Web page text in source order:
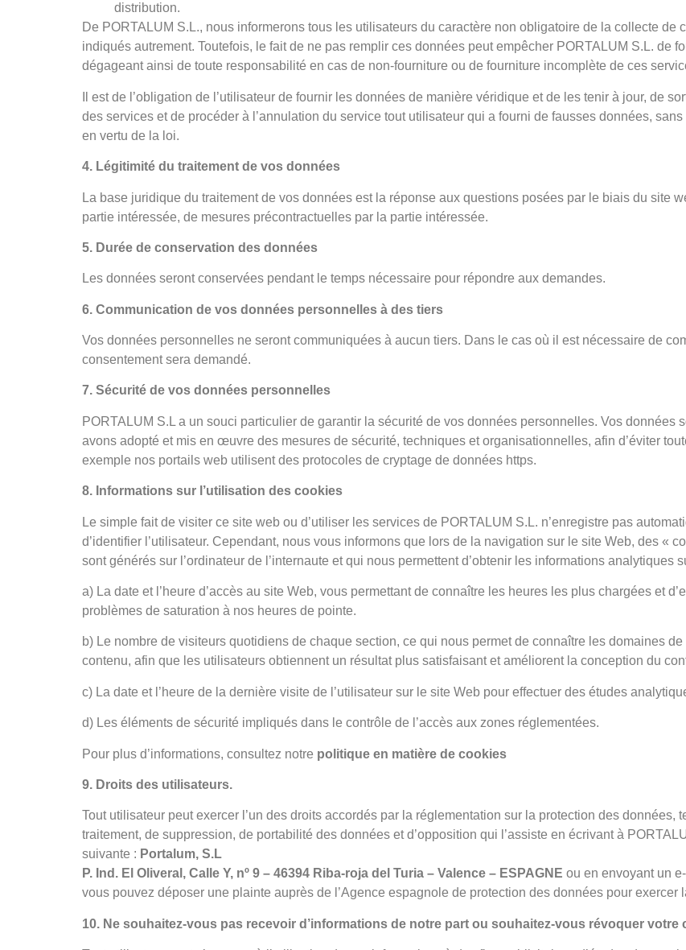
distribution.
De PORTALUM S.L., nous informerons tous les utilisateurs du caractère non obligatoire de la collecte
indiqués autrement. Toutefois, le fait de ne pas remplir ces données peut empêcher PORTALUM S.L. de
dégageant ainsi de toute responsabilité en cas de non-fourniture ou de fourniture incomplète de ces
Il est de l’obligation de l’utilisateur de fournir les données de manière véridique et de les tenir à jour, de
des services et de procéder à l’annulation du service tout utilisateur qui a fourni de fausses données,
en vertu de la loi.
4. Légitimité du traitement de vos données
La base juridique du traitement de vos données est la réponse aux questions posées par le biais du site
partie intéressée, de mesures précontractuelles par la partie intéressée.
5. Durée de conservation des données
Les données seront conservées pendant le temps nécessaire pour répondre aux demandes.
6. Communication de vos données personnelles à des tiers
Vos données personnelles ne seront communiquées à aucun tiers. Dans le cas où il est nécessaire de
consentement sera demandé.
7. Sécurité de vos données personnelles
PORTALUM S.L a un souci particulier de garantir la sécurité de vos données personnelles. Vos données
avons adopté et mis en œuvre des mesures de sécurité, techniques et organisationnelles, afin d’éviter
exemple nos portails web utilisent des protocoles de cryptage de données https.
8. Informations sur l’utilisation des cookies
Le simple fait de visiter ce site web ou d’utiliser les services de PORTALUM S.L. n’enregistre pas
d’identifier l’utilisateur. Cependant, nous vous informons que lors de la navigation sur le site Web, des «
sont générés sur l’ordinateur de l’internaute et qui nous permettent d’obtenir les informations analytiques
a) La date et l’heure d’accès au site Web, vous permettant de connaître les heures les plus chargées et
problèmes de saturation à nos heures de pointe.
b) Le nombre de visiteurs quotidiens de chaque section, ce qui nous permet de connaître les domaines
contenu, afin que les utilisateurs obtiennent un résultat plus satisfaisant et améliorent la conception du
c) La date et l’heure de la dernière visite de l’utilisateur sur le site Web pour effectuer des études
d) Les éléments de sécurité impliqués dans le contrôle de l’accès aux zones réglementées.
Pour plus d’informations, consultez notre politique en matière de cookies
9. Droits des utilisateurs.
Tout utilisateur peut exercer l’un des droits accordés par la réglementation sur la protection des données,
traitement, de suppression, de portabilité des données et d’opposition qui l’assiste en écrivant à
suivante : Portalum, S.L
P. Ind. El Oliveral, Calle Y, nº 9 – 46394 Riba-roja del Turia – Valence – ESPAGNE ou en envoyant un
vous pouvez déposer une plainte auprès de l’Agence espagnole de protection des données pour exercer
10. Ne souhaitez-vous pas recevoir d’informations de notre part ou souhaitez-vous révoquer votre